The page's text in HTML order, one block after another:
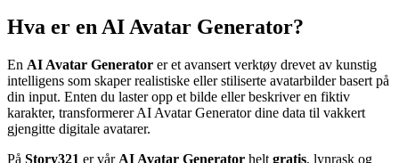
Hva er en AI Avatar Generator?
En AI Avatar Generator er et avansert verktøy drevet av kunstig
intelligens som skaper realistiske eller stiliserte avatarbilder basert på
din input. Enten du laster opp et bilde eller beskriver en fiktiv
karakter, transformerer AI Avatar Generator dine data til vakkert
gjengitte digitale avatarer.
På Story321 er vår AI Avatar Generator helt gratis, lynrask og